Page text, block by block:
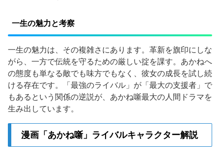
一生の魅力と考察
一生の魅力は、その複雑さにあります。革新を旗印にしな
がら、一方で伝統を守るための厳しい掟を課す。あかねへ
の態度も単なる敵でも味方でもなく、彼女の成長を試し続
ける存在です。「最強のライバル」が「最大の支援者」で
もあるという関係の逆説が、あかね噺最大の人間ドラマを
生み出しています。
漫画「あかね噺」ライバルキャラクター解説